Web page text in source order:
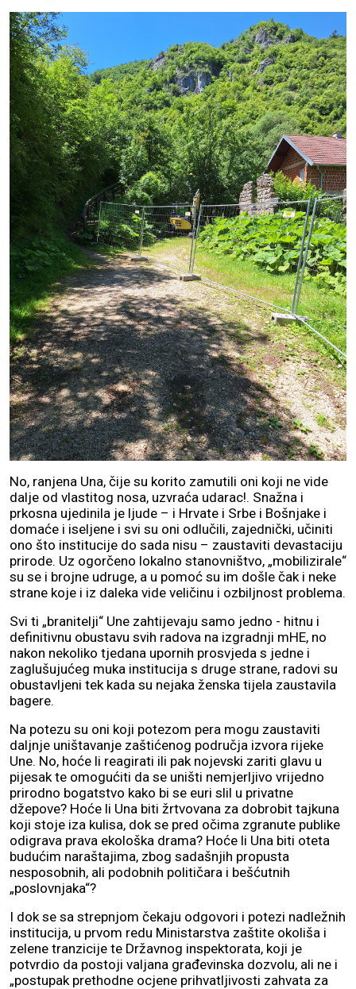
No, ranjena Una, čije su korito zamutili oni koji ne vide
dalje od vlastitog nosa, uzvraća udarac!. Snažna i
prkosna ujedinila je ljude – i Hrvate i Srbe i Bošnjake i
domaće i iseljene i svi su oni odlučili, zajednički, učiniti
ono što institucije do sada nisu – zaustaviti devastaciju
prirode. Uz ogorčeno lokalno stanovništvo, „mobilizirale“
su se i brojne udruge, a u pomoć su im došle čak i neke
strane koje i iz daleka vide veličinu i ozbiljnost problema.
Svi ti „branitelji“ Une zahtijevaju samo jedno - hitnu i
definitivnu obustavu svih radova na izgradnji mHE, no
nakon nekoliko tjedana upornih prosvjeda s jedne i
zaglušujućeg muka institucija s druge strane, radovi su
obustavljeni tek kada su nejaka ženska tijela zaustavila
bagere.
Na potezu su oni koji potezom pera mogu zaustaviti
daljnje uništavanje zaštićenog područja izvora rijeke
Une. No, hoće li reagirati ili pak nojevski zariti glavu u
pijesak te omogućiti da se uništi nemjerljivo vrijedno
prirodno bogatstvo kako bi se euri slil u privatne
džepove? Hoće li Una biti žrtvovana za dobrobit tajkuna
koji stoje iza kulisa, dok se pred očima zgranute publike
odigrava prava ekološka drama? Hoće li Una biti oteta
budućim naraštajima, zbog sadašnjih propusta
nesposobnih, ali podobnih političara i bešćutnih
„poslovnjaka“?
I dok se sa strepnjom čekaju odgovori i potezi nadležnih
institucija, u prvom redu Ministarstva zaštite okoliša i
zelene tranzicije te Državnog inspektorata, koji je
potvrdio da postoji valjana građevinska dozvolu, ali ne i
„postupak prethodne ocjene prihvatljivosti zahvata za